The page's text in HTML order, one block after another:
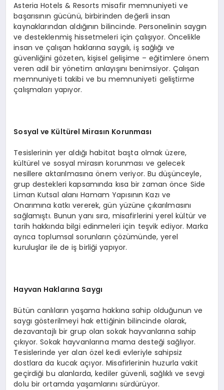
Asteria Hotels & Resorts misafir memnuniyeti ve
başarısının gücünü, birbirinden değerli insan
kaynaklarından aldığının bilincinde. Personelinin saygın
ve desteklenmiş hissetmeleri için çalışıyor. Öncelikle
insan ve çalışan haklarına saygılı, iş sağlığı ve
güvenliğini gözeten, kişisel gelişime – eğitimlere önem
veren adil bir yönetim anlayışını benimsiyor. Çalışan
memnuniyeti takibi ve bu memnuniyeti geliştirme
çalışmaları yapıyor.
Sosyal ve Kültürel Mirasın Korunması
Tesislerinin yer aldığı habitat başta olmak üzere,
kültürel ve sosyal mirasın korunması ve gelecek
nesillere aktarılmasına önem veriyor. Bu düşünceyle,
grup destekleri kapsamında kısa bir zaman önce Side
Liman Kutsal alanı Hamam Yapısının Kazı ve
Onarımına katkı vererek, gün yüzüne çıkarılmasını
sağlamıştı. Bunun yanı sıra, misafirlerini yerel kültür ve
tarih hakkında bilgi edinmeleri için teşvik ediyor. Marka
ayrıca toplumsal sorunların çözümünde, yerel
kuruluşlar ile de iş birliği yapıyor.
Hayvan Haklarına Saygı
Bütün canlıların yaşama hakkına sahip olduğunun ve
saygı gösterilmeyi hak ettiğinin bilincinde olarak,
dezavantajlı bir grup olan sokak hayvanlarına sahip
çıkıyor. Sokak hayvanlarına mama desteği sağlıyor.
Tesislerinde yer alan özel kedi evleriyle sahipsiz
dostlara da kucak açıyor. Misafirlerinin huzurla vakit
geçirdiği bu alanlarda, kediler güvenli, sağlıklı ve sevgi
dolu bir ortamda yaşamlarını sürdürüyor.